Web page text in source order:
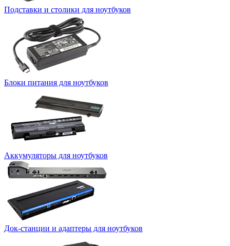
Подставки и столики для ноутбуков
Блоки питания для ноутбуков
Аккумуляторы для ноутбуков
Док-станции и адаптеры для ноутбуков